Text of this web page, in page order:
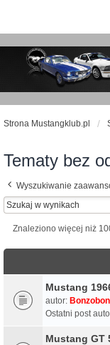
Strona Mustangklub.pl
Tematy bez
Wyszukiwanie
Znaleziono więcej niż
Mustang
autor:
Ostatni post
Mustang GT